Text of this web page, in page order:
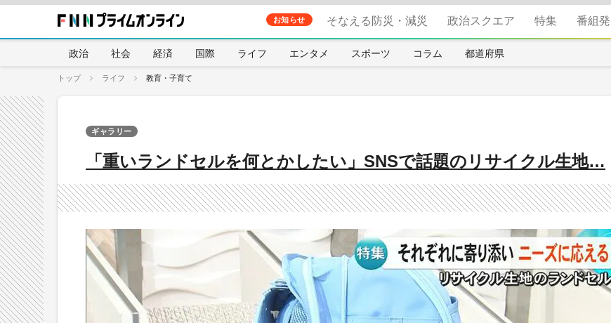
お知らせ そなえる防災・減災 政治スクエア 特集 番組発
政治 社会 経済 国際 ライフ エンタメ スポーツ コラム 都道府県
トップ ライフ 教育・子育て
「重いランドセルを何とかしたい」SNSで話題のリサイクル生地…
ギャラリー